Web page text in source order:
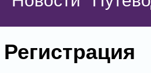
Регистрация